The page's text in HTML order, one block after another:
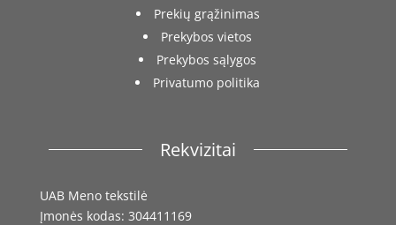
Prekių grąžinimas
Prekybos vietos
Prekybos sąlygos
Privatumo politika
Rekvizitai
UAB Meno tekstilė
Įmonės kodas: 304411169